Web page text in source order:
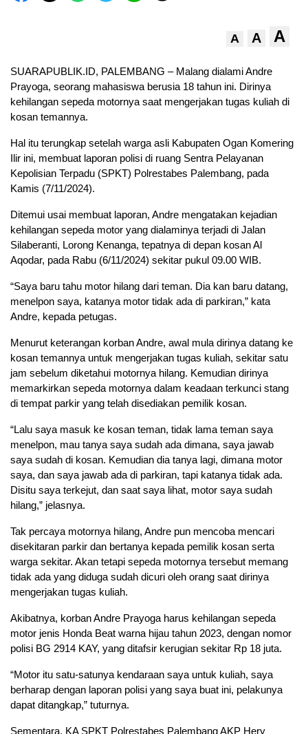
A A A
SUARAPUBLIK.ID, PALEMBANG – Malang dialami Andre
Prayoga, seorang mahasiswa berusia 18 tahun ini. Dirinya
kehilangan sepeda motornya saat mengerjakan tugas kuliah di
kosan temannya.
Hal itu terungkap setelah warga asli Kabupaten Ogan Komering
Ilir ini, membuat laporan polisi di ruang Sentra Pelayanan
Kepolisian Terpadu (SPKT) Polrestabes Palembang, pada
Kamis (7/11/2024).
Ditemui usai membuat laporan, Andre mengatakan kejadian
kehilangan sepeda motor yang dialaminya terjadi di Jalan
Silaberanti, Lorong Kenanga, tepatnya di depan kosan Al
Aqodar, pada Rabu (6/11/2024) sekitar pukul 09.00 WIB.
“Saya baru tahu motor hilang dari teman. Dia kan baru datang,
menelpon saya, katanya motor tidak ada di parkiran,” kata
Andre, kepada petugas.
Menurut keterangan korban Andre, awal mula dirinya datang ke
kosan temannya untuk mengerjakan tugas kuliah, sekitar satu
jam sebelum diketahui motornya hilang. Kemudian dirinya
memarkirkan sepeda motornya dalam keadaan terkunci stang
di tempat parkir yang telah disediakan pemilik kosan.
“Lalu saya masuk ke kosan teman, tidak lama teman saya
menelpon, mau tanya saya sudah ada dimana, saya jawab
saya sudah di kosan. Kemudian dia tanya lagi, dimana motor
saya, dan saya jawab ada di parkiran, tapi katanya tidak ada.
Disitu saya terkejut, dan saat saya lihat, motor saya sudah
hilang,” jelasnya.
Tak percaya motornya hilang, Andre pun mencoba mencari
disekitaran parkir dan bertanya kepada pemilik kosan serta
warga sekitar. Akan tetapi sepeda motornya tersebut memang
tidak ada yang diduga sudah dicuri oleh orang saat dirinya
mengerjakan tugas kuliah.
Akibatnya, korban Andre Prayoga harus kehilangan sepeda
motor jenis Honda Beat warna hijau tahun 2023, dengan nomor
polisi BG 2914 KAY, yang ditafsir kerugian sekitar Rp 18 juta.
“Motor itu satu-satunya kendaraan saya untuk kuliah, saya
berharap dengan laporan polisi yang saya buat ini, pelakunya
dapat ditangkap,” tuturnya.
Sementara, KA SPKT Polrestabes Palembang AKP Hery